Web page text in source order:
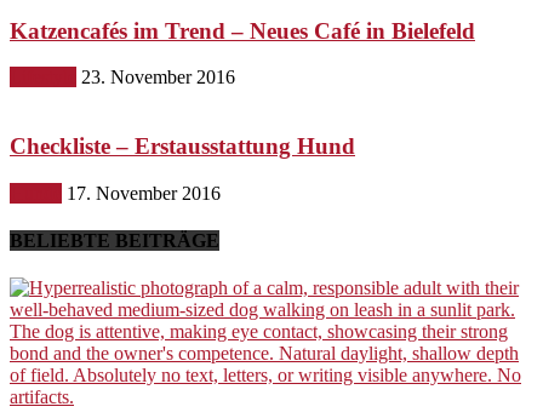
Katzencafés im Trend – Neues Café in Bielefeld
23. November 2016
Checkliste – Erstausstattung Hund
17. November 2016
BELIEBTE BEITRÄGE